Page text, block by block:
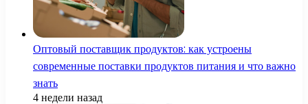
Оптовый поставщик продуктов: как устроены
современные поставки продуктов питания и что важно
знать
4 недели назад